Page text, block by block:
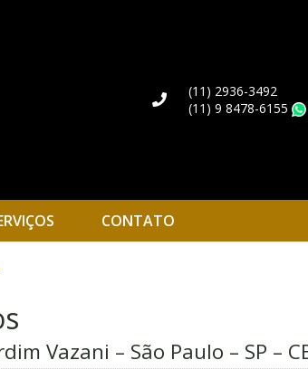
(11) 2936-3492
(11) 9 8478-6155
CONTATO
Vazani – São Paulo – SP –